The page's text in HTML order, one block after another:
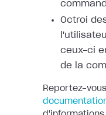
Octroi
ceux-ci
de la
Reportez-